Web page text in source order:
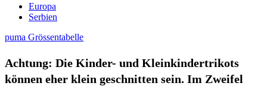
Europa
Serbien
puma Grössentabelle
Achtung: Die Kinder- und Kleinkindertrikots
können eher klein geschnitten sein. Im Zweifel